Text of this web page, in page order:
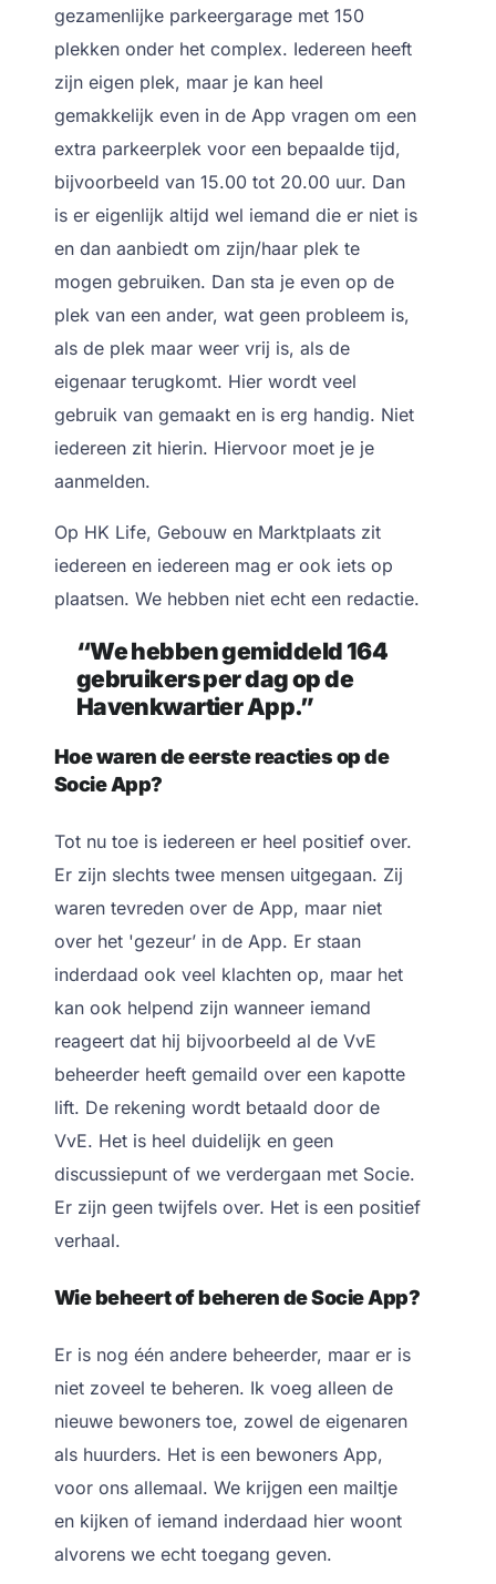
gezamenlijke parkeergarage met 150
plekken onder het complex. Iedereen heeft
zijn eigen plek, maar je kan heel
gemakkelijk even in de App vragen om een
extra parkeerplek voor een bepaalde tijd,
bijvoorbeeld van 15.00 tot 20.00 uur. Dan
is er eigenlijk altijd wel iemand die er niet is
en dan aanbiedt om zijn/haar plek te
mogen gebruiken. Dan sta je even op de
plek van een ander, wat geen probleem is,
als de plek maar weer vrij is, als de
eigenaar terugkomt. Hier wordt veel
gebruik van gemaakt en is erg handig. Niet
iedereen zit hierin. Hiervoor moet je je
aanmelden.
Op HK Life, Gebouw en Marktplaats zit
iedereen en iedereen mag er ook iets op
plaatsen. We hebben niet echt een redactie.
“We hebben gemiddeld 164
gebruikers per dag op de
Havenkwartier App.”
Hoe waren de eerste reacties op de
Socie App?
Tot nu toe is iedereen er heel positief over.
Er zijn slechts twee mensen uitgegaan. Zij
waren tevreden over de App, maar niet
over het 'gezeur’ in de App. Er staan
inderdaad ook veel klachten op, maar het
kan ook helpend zijn wanneer iemand
reageert dat hij bijvoorbeeld al de VvE
beheerder heeft gemaild over een kapotte
lift. De rekening wordt betaald door de
VvE. Het is heel duidelijk en geen
discussiepunt of we verdergaan met Socie.
Er zijn geen twijfels over. Het is een positief
verhaal.
Wie beheert of beheren de Socie App?
Er is nog één andere beheerder, maar er is
niet zoveel te beheren. Ik voeg alleen de
nieuwe bewoners toe, zowel de eigenaren
als huurders. Het is een bewoners App,
voor ons allemaal. We krijgen een mailtje
en kijken of iemand inderdaad hier woont
alvorens we echt toegang geven.